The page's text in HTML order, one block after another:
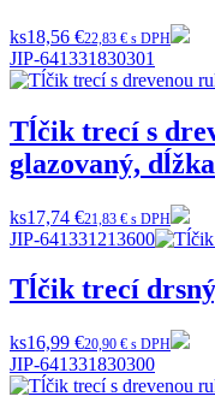
ks18,56 €22,83 € s DPH
JIP-641331830301
Tĺčik trecí s
glazovaný,
ks17,74 €21,83 € s DPH
JIP-641331213600
Tĺčik trecí
ks16,99 €20,90 € s DPH
JIP-641331830300